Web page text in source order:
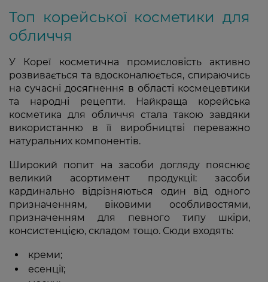
Топ корейської косметики для
обличчя
У Кореї косметична промисловість активно
розвивається та вдосконалюється, спираючись
на сучасні досягнення в області космецевтики
та народні рецепти. Найкраща корейська
косметика для обличчя стала такою завдяки
використанню в її виробництві переважно
натуральних компонентів.
Широкий попит на засоби догляду пояснює
великий асортимент продукції: засоби
кардинально відрізняються один від одного
призначенням, віковими особливостями,
призначенням для певного типу шкіри,
консистенцією, складом тощо. Сюди входять:
креми;
есенції;